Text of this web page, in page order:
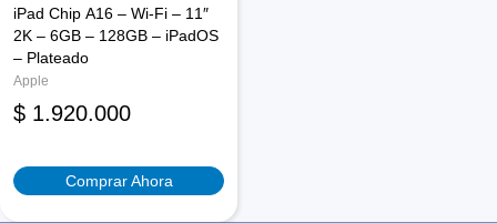
iPad Chip A16 – Wi-Fi – 11″
2K – 6GB – 128GB – iPadOS
– Plateado
Apple
$ 1.920.000
Comprar Ahora